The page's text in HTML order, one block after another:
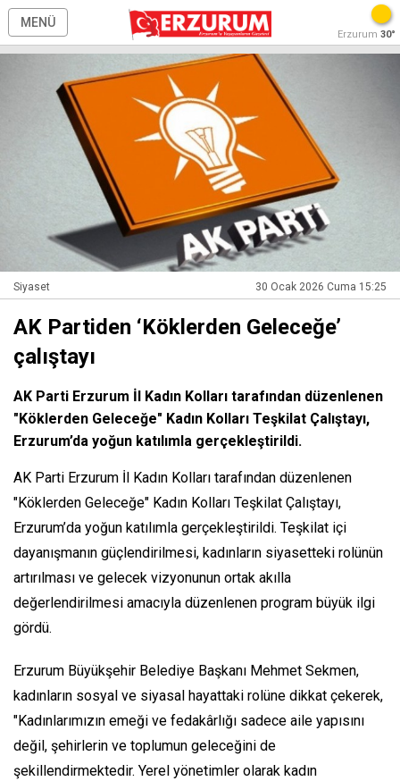
MENÜ
Erzurum 30°
Siyaset 30 Ocak 2026 Cuma 15:25
AK Partiden ‘Köklerden Geleceğe’
çalıştayı
AK Parti Erzurum İl Kadın Kolları tarafından düzenlenen
"Köklerden Geleceğe" Kadın Kolları Teşkilat Çalıştayı,
Erzurum’da yoğun katılımla gerçekleştirildi.
AK Parti Erzurum İl Kadın Kolları tarafından düzenlenen
"Köklerden Geleceğe" Kadın Kolları Teşkilat Çalıştayı,
Erzurum’da yoğun katılımla gerçekleştirildi. Teşkilat içi
dayanışmanın güçlendirilmesi, kadınların siyasetteki rolünün
artırılması ve gelecek vizyonunun ortak akılla
değerlendirilmesi amacıyla düzenlenen program büyük ilgi
gördü.
Erzurum Büyükşehir Belediye Başkanı Mehmet Sekmen,
kadınların sosyal ve siyasal hayattaki rolüne dikkat çekerek,
"Kadınlarımızın emeği ve fedakârlığı sadece aile yapısını
değil, şehirlerin ve toplumun geleceğini de
şekillendirmektedir. Yerel yönetimler olarak kadın